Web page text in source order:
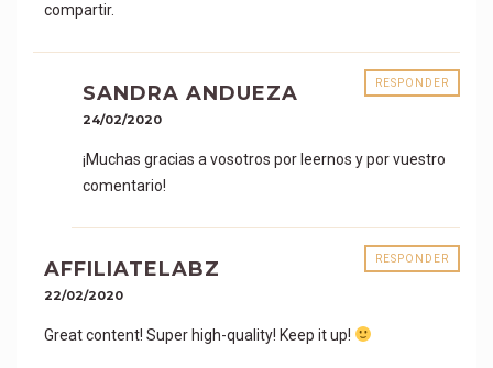
compartir.
RESPONDER
SANDRA ANDUEZA
24/02/2020
¡Muchas gracias a vosotros por leernos y por vuestro
comentario!
RESPONDER
AFFILIATELABZ
22/02/2020
Great content! Super high-quality! Keep it up!